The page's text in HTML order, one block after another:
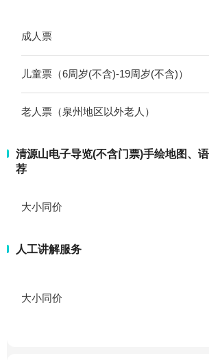
成人票
儿童票（6周岁(不含)-19周岁(不含)）
老人票（泉州地区以外老人）
清源山电子导览(不含门票)手绘地图、
荐
大小同价
人工讲解服务
大小同价